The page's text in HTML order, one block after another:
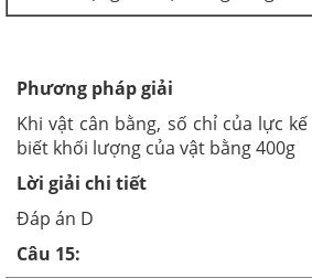
Phương pháp giải
Khi vật cân bằng, số chỉ của lực
biết khối lượng của vật bằng 400g
Lời giải chi tiết
Đáp án D
Câu 15: